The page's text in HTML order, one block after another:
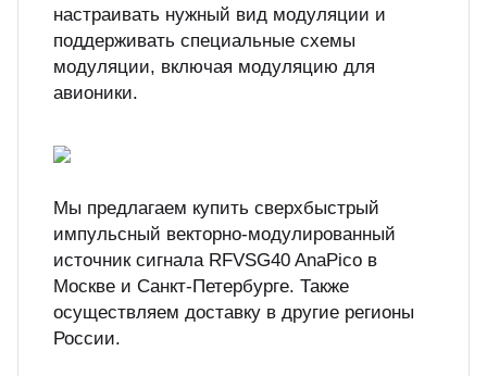
настраивать нужный вид модуляции и
поддерживать специальные схемы
модуляции, включая модуляцию для
авионики.
Мы предлагаем купить сверхбыстрый
импульсный векторно-модулированный
источник сигнала RFVSG40 AnaPico в
Москве и Санкт-Петербурге. Также
осуществляем доставку в другие регионы
России.